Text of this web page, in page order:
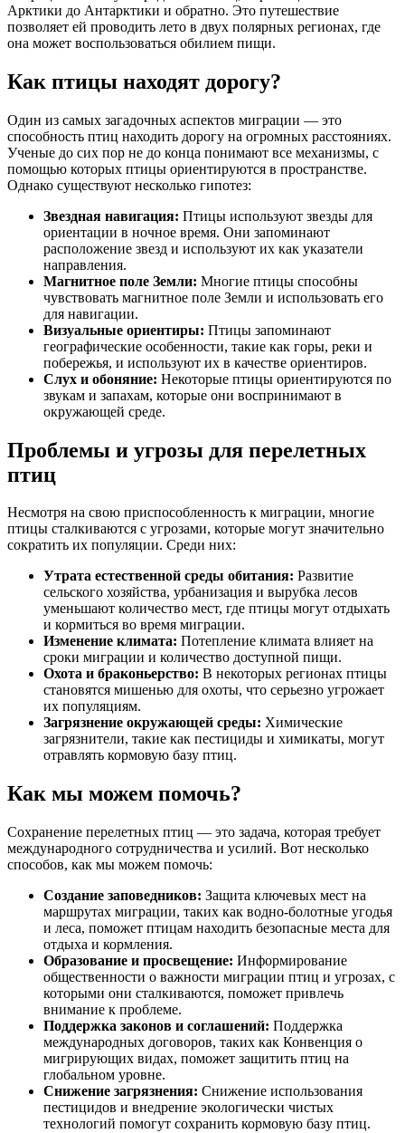
Арктики до Антарктики и обратно. Это путешествие
позволяет ей проводить лето в двух полярных регионах, где
она может воспользоваться обилием пищи.
Как птицы находят дорогу?
Один из самых загадочных аспектов миграции — это
способность птиц находить дорогу на огромных расстояниях.
Ученые до сих пор не до конца понимают все механизмы, с
помощью которых птицы ориентируются в пространстве.
Однако существуют несколько гипотез:
Звездная навигация: Птицы используют звезды для
ориентации в ночное время. Они запоминают
расположение звезд и используют их как указатели
направления.
Магнитное поле Земли: Многие птицы способны
чувствовать магнитное поле Земли и использовать его
для навигации.
Визуальные ориентиры: Птицы запоминают
географические особенности, такие как горы, реки и
побережья, и используют их в качестве ориентиров.
Слух и обоняние: Некоторые птицы ориентируются по
звукам и запахам, которые они воспринимают в
окружающей среде.
Проблемы и угрозы для перелетных
птиц
Несмотря на свою приспособленность к миграции, многие
птицы сталкиваются с угрозами, которые могут значительно
сократить их популяции. Среди них:
Утрата естественной среды обитания: Развитие
сельского хозяйства, урбанизация и вырубка лесов
уменьшают количество мест, где птицы могут отдыхать
и кормиться во время миграции.
Изменение климата: Потепление климата влияет на
сроки миграции и количество доступной пищи.
Охота и браконьерство: В некоторых регионах птицы
становятся мишенью для охоты, что серьезно угрожает
их популяциям.
Загрязнение окружающей среды: Химические
загрязнители, такие как пестициды и химикаты, могут
отравлять кормовую базу птиц.
Как мы можем помочь?
Сохранение перелетных птиц — это задача, которая требует
международного сотрудничества и усилий. Вот несколько
способов, как мы можем помочь:
Создание заповедников: Защита ключевых мест на
маршрутах миграции, таких как водно-болотные угодья
и леса, поможет птицам находить безопасные места для
отдыха и кормления.
Образование и просвещение: Информирование
общественности о важности миграции птиц и угрозах, с
которыми они сталкиваются, поможет привлечь
внимание к проблеме.
Поддержка законов и соглашений: Поддержка
международных договоров, таких как Конвенция о
мигрирующих видах, поможет защитить птиц на
глобальном уровне.
Снижение загрязнения: Снижение использования
пестицидов и внедрение экологически чистых
технологий помогут сохранить кормовую базу птиц.